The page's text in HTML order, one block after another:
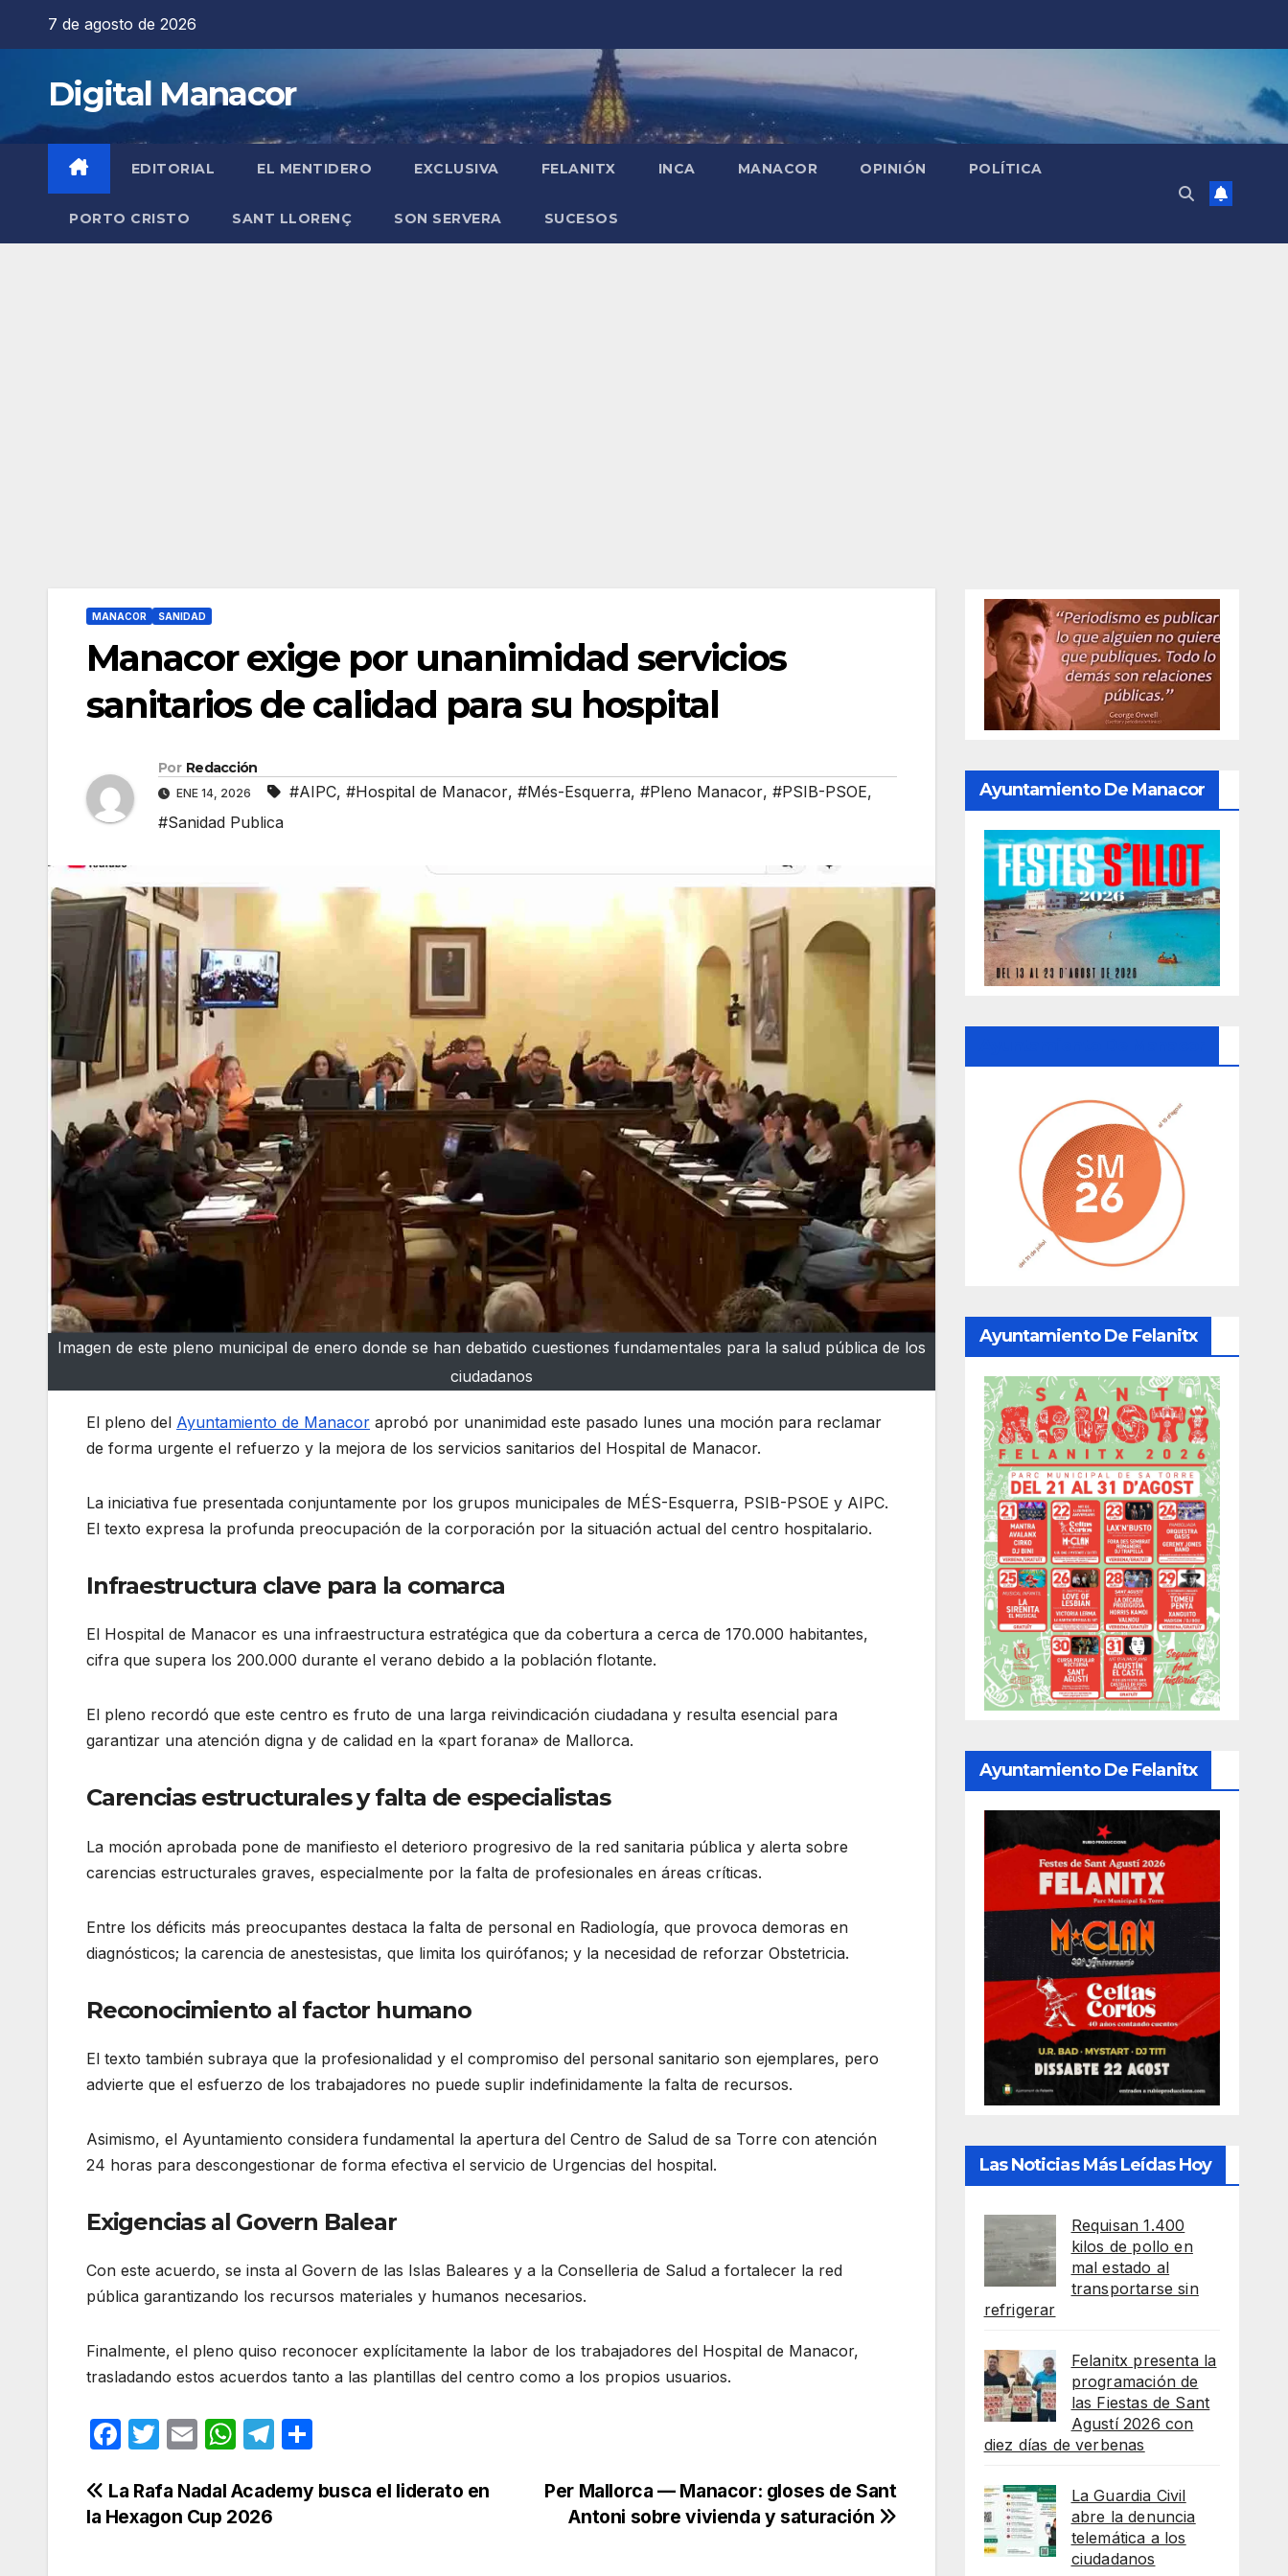
7 de agosto de 2026
Digital Manacor
EDITORIAL EL MENTIDERO EXCLUSIVA FELANITX INCA MANACOR OPINIÓN POLÍTICA
PORTO CRISTO SANT LLORENÇ SON SERVERA SUCESOS
MANACOR SANIDAD
Manacor exige por unanimidad servicios
sanitarios de calidad para su hospital
Por Redacción
ENE 14, 2026 #AIPC, #Hospital de Manacor, #Més-Esquerra, #Pleno Manacor, #PSIB-PSOE,
#Sanidad Publica
Imagen de este pleno municipal de enero donde se han debatido cuestiones fundamentales para la salud pública de los
ciudadanos
El pleno del Ayuntamiento de Manacor aprobó por unanimidad este pasado lunes una moción para reclamar
de forma urgente el refuerzo y la mejora de los servicios sanitarios del Hospital de Manacor.
La iniciativa fue presentada conjuntamente por los grupos municipales de MÉS-Esquerra, PSIB-PSOE y AIPC.
El texto expresa la profunda preocupación de la corporación por la situación actual del centro hospitalario.
Infraestructura clave para la comarca
El Hospital de Manacor es una infraestructura estratégica que da cobertura a cerca de 170.000 habitantes,
cifra que supera los 200.000 durante el verano debido a la población flotante.
El pleno recordó que este centro es fruto de una larga reivindicación ciudadana y resulta esencial para
garantizar una atención digna y de calidad en la «part forana» de Mallorca.
Carencias estructurales y falta de especialistas
La moción aprobada pone de manifiesto el deterioro progresivo de la red sanitaria pública y alerta sobre
carencias estructurales graves, especialmente por la falta de profesionales en áreas críticas.
Entre los déficits más preocupantes destaca la falta de personal en Radiología, que provoca demoras en
diagnósticos; la carencia de anestesistas, que limita los quirófanos; y la necesidad de reforzar Obstetricia.
Reconocimiento al factor humano
El texto también subraya que la profesionalidad y el compromiso del personal sanitario son ejemplares, pero
advierte que el esfuerzo de los trabajadores no puede suplir indefinidamente la falta de recursos.
Asimismo, el Ayuntamiento considera fundamental la apertura del Centro de Salud de sa Torre con atención
24 horas para descongestionar de forma efectiva el servicio de Urgencias del hospital.
Exigencias al Govern Balear
Con este acuerdo, se insta al Govern de las Islas Baleares y a la Conselleria de Salud a fortalecer la red
pública garantizando los recursos materiales y humanos necesarios.
Finalmente, el pleno quiso reconocer explícitamente la labor de los trabajadores del Hospital de Manacor,
trasladando estos acuerdos tanto a las plantillas del centro como a los propios usuarios.
F
c
e
T
itt
er
E
ail
W
at
s
T
e m
Navegación
Per Mallorca — Manacor: gloses de Sant
Antoni sobre vivienda y saturación
La Rafa Nadal Academy busca el liderato en
la Hexagon Cup 2026
Ayuntamiento De Manacor
Ayuntamiento De Felanitx
Ayuntamiento De Felanitx
Las Noticias Más Leídas Hoy
Requisan 1.400
kilos de pollo en
mal estado al
transportarse sin
refrigerar
Felanitx presenta la
programación de
las Fiestas de Sant
Agustí 2026 con
diez días de verbenas
La Guardia Civil
abre la denuncia
telemática a los
ciudadanos